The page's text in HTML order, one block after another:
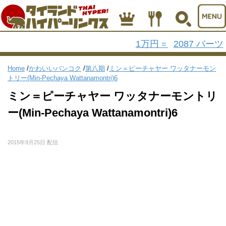
1万円 = 2087 バーツ
Home /かわいいバンコク /第八期 / ミン＝ピーチャヤー ワッタナーモン
トリー(Min-Pechaya Wattanamontri)6
ミン＝ピーチャヤー ワッタナーモントリ
ー(Min-Pechaya Wattanamontri)6
2015年9月25日 配信